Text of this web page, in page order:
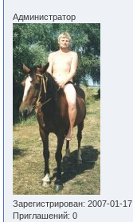
Администратор
Зарегистрирован: 2007-01-17
Приглашений: 0